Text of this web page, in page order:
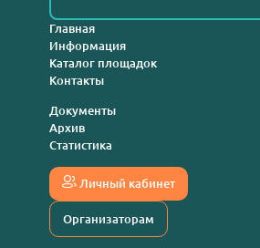
Главная
Информация
Каталог площадок
Контакты
Документы
Архив
Статистика
Личный кабинет
Организаторам